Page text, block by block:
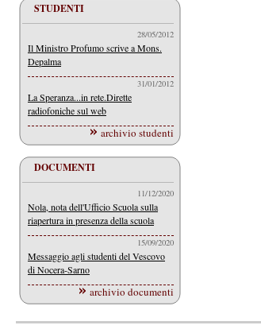
STUDENTI
28/05/2012
Il Ministro Profumo scrive a Mons.
Depalma
31/01/2012
La Speranza...in rete.Dirette
radiofoniche sul web
archivio studenti
DOCUMENTI
11/12/2020
Nola, nota dell'Ufficio Scuola sulla
riapertura in presenza della scuola
15/09/2020
Messaggio agli studenti del Vescovo
di Nocera-Sarno
archivio documenti